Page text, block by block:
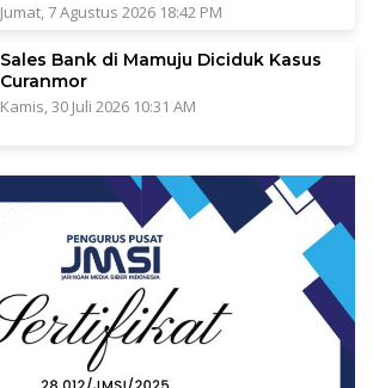
Jumat, 7 Agustus 2026 18:42 PM
Sales Bank di Mamuju Diciduk Kasus
Curanmor
Kamis, 30 Juli 2026 10:31 AM